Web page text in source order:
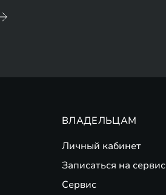
ВЛАДЕЛЬЦАМ
Личный кабинет
Записаться на сервис
Сервис